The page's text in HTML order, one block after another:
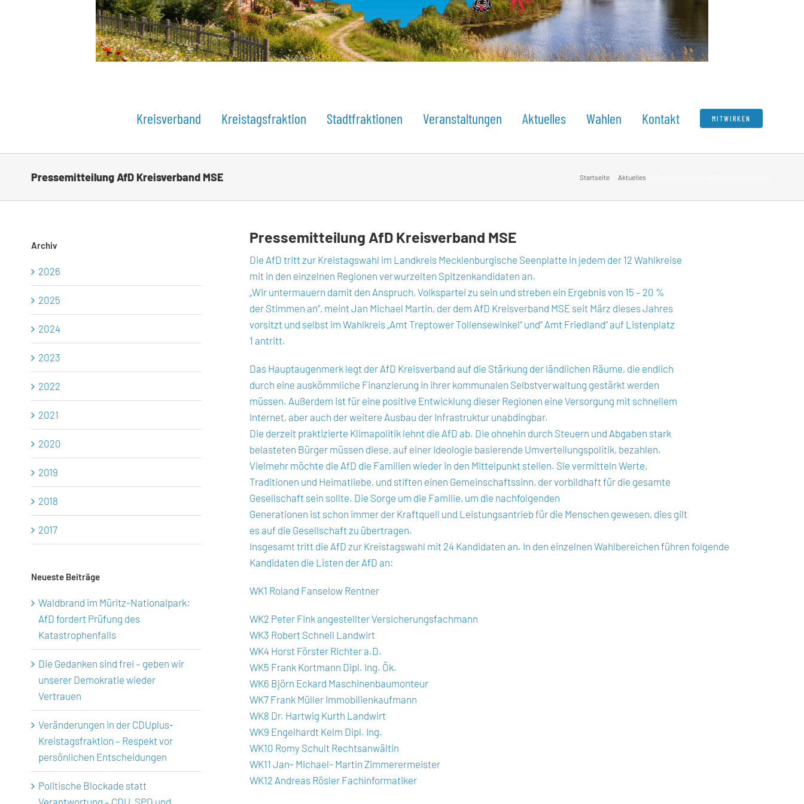
Kreisverband Kreistagsfraktion Stadtfraktionen Veranstaltungen Aktuelles Wahlen Kontakt MITWIRKEN
Pressemitteilung AfD Kreisverband MSE Startseite Aktuelles
Pressemitteilung AfD Kreisverband MSE
Die AfD tritt zur Kreistagswahl im Landkreis Mecklenburgische Seenplatte in jedem der 12 Wahlkreise
mit in den einzelnen Regionen verwurzelten Spitzenkandidaten an.
„Wir untermauern damit den Anspruch, Volkspartei zu sein und streben ein Ergebnis von 15 – 20 %
der Stimmen an“, meint Jan Michael Martin, der dem AfD Kreisverband MSE seit März dieses Jahres
vorsitzt und selbst im Wahlkreis „Amt Treptower Tollensewinkel“ und“ Amt Friedland“ auf Listenplatz
1 antritt.
Das Hauptaugenmerk legt der AfD Kreisverband auf die Stärkung der ländlichen Räume, die endlich
durch eine auskömmliche Finanzierung in ihrer kommunalen Selbstverwaltung gestärkt werden
müssen. Außerdem ist für eine positive Entwicklung dieser Regionen eine Versorgung mit schnellem
Internet, aber auch der weitere Ausbau der Infrastruktur unabdingbar.
Die derzeit praktizierte Klimapolitik lehnt die AfD ab. Die ohnehin durch Steuern und Abgaben stark
belasteten Bürger müssen diese, auf einer Ideologie basierende Umverteilungspolitik, bezahlen.
Vielmehr möchte die AfD die Familien wieder in den Mittelpunkt stellen. Sie vermitteln Werte,
Traditionen und Heimatliebe, und stiften einen Gemeinschaftssinn, der vorbildhaft für die gesamte
Gesellschaft sein sollte. Die Sorge um die Familie, um die nachfolgenden
Generationen ist schon immer der Kraftquell und Leistungsantrieb für die Menschen gewesen, dies gilt
es auf die Gesellschaft zu übertragen.
Insgesamt tritt die AfD zur Kreistagswahl mit 24 Kandidaten an. In den einzelnen Wahlbereichen führen folgende
Kandidaten die Listen der AfD an:
WK1 Roland Fanselow Rentner
WK2 Peter Fink angestellter Versicherungsfachmann
WK3 Robert Schnell Landwirt
WK4 Horst Förster Richter a.D.
WK5 Frank Kortmann Dipl. Ing. Ök.
WK6 Björn Eckard Maschinenbaumonteur
WK7 Frank Müller Immobilienkaufmann
WK8 Dr. Hartwig Kurth Landwirt
WK9 Engelhardt Kelm Dipl. Ing.
WK10 Romy Schult Rechtsanwältin
WK11 Jan- Michael- Martin Zimmerermeister
WK12 Andreas Rösler Fachinformatiker
Archiv
2026
2025
2024
2023
2022
2021
2020
2019
2018
2017
Neueste Beiträge
Waldbrand im Müritz-Nationalpark:
AfD fordert Prüfung des
Katastrophenfalls
Die Gedanken sind frei – geben wir
unserer Demokratie wieder
Vertrauen
Veränderungen in der CDUplus-
Kreistagsfraktion – Respekt vor
persönlichen Entscheidungen
Politische Blockade statt
Verantwortung – CDU, SPD und